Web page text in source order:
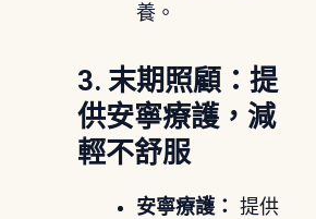
養。
3. 末期照顧：提
供安寧療護，減
輕不舒服
安寧療護： 提供